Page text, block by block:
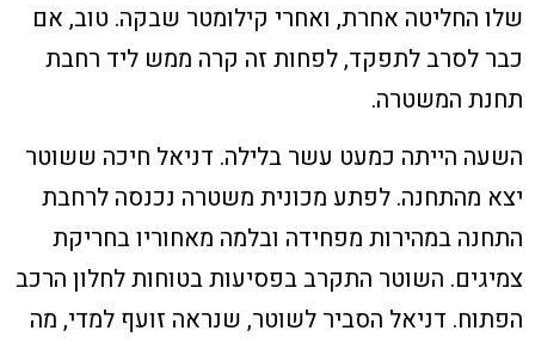
שלו החליטה אחרת, ואחרי קילומטר שבקה. טוב, אם
כבר לסרב לתפקד, לפחות זה קרה ממש ליד רחבת
תחנת המשטרה.
השעה הייתה כמעט עשר בלילה. דניאל חיכה ששוטר
יצא מהתחנה. לפתע מכונית משטרה נכנסה לרחבת
התחנה במהירות מפחידה ובלמה מאחוריו בחריקת
צמיגים. השוטר התקרב בפסיעות בטוחות לחלון הרכב
הפתוח. דניאל הסביר לשוטר, שנראה זועף למדי, מה